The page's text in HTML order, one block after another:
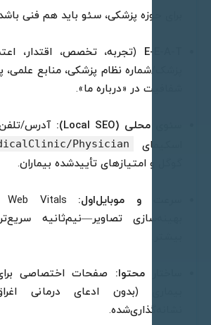
برای حوزه پزشکی، سئو باید هم فنی باشد، هم
(تجربه، تخصص، اقتدار، اعتماد):
پزشک/شماره نظام پزشکی، منابع علمی،
شفافیت در «درباره ما».
سئوی محلی (Local SEO):
MedicalClinic/Physician
گوگل و امتیازهای تأییدشده بیماران.
و موبایل‌اول:
بهینه‌سازی تصاویر—نیم‌ثانیه سریع‌تر
محتوا:صفحات اختصاصی برای
نشانه‌گذاری‌شده.